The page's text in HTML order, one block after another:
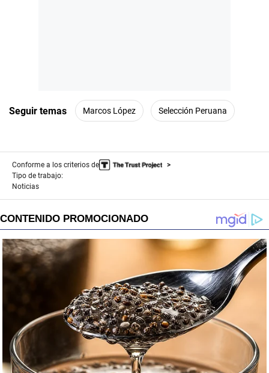
Seguir temas Marcos López Selección Peruana
Conforme a los criterios de
Tipo de trabajo:
Noticias